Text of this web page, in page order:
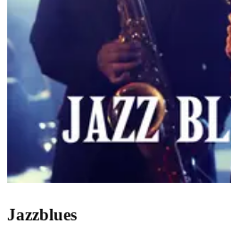
Jazzblues